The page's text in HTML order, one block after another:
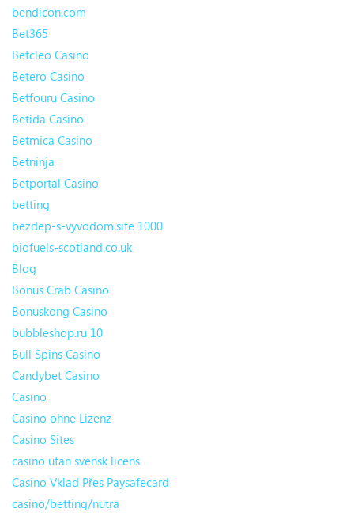
bendicon.com
Bet365
Betcleo Casino
Betero Casino
Betfouru Casino
Betida Casino
Betmica Casino
Betninja
Betportal Casino
betting
bezdep-s-vyvodom.site 1000
biofuels-scotland.co.uk
Blog
Bonus Crab Casino
Bonuskong Casino
bubbleshop.ru 10
Bull Spins Casino
Candybet Casino
Casino
Casino ohne Lizenz
Casino Sites
casino utan svensk licens
Casino Vklad Přes Paysafecard
casino/betting/nutra